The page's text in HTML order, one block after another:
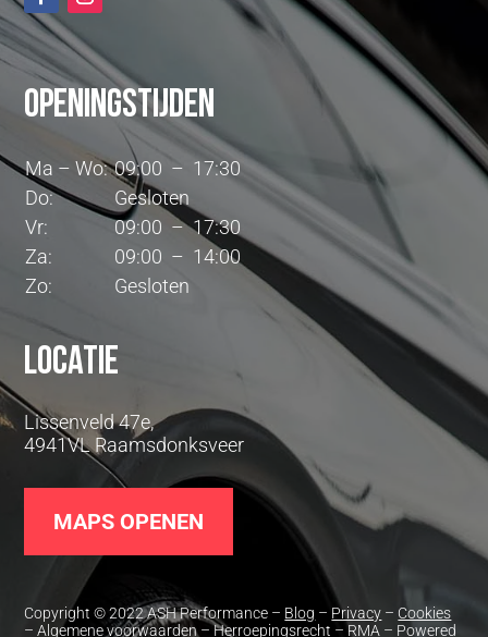
Openingstijden
Ma – Wo: 09:00 – 17:30
Do:
Gesloten
Vr:
09:00 – 17:30
Za:
09:00 – 14:00
Zo:
Gesloten
Locatie
Lissenveld 47e,
4941VL Raamsdonksveer
MAPS OPENEN
Copyright © 2022 ASH Performance – Blog – Privacy – Cookies
–Algemene voorwaarden–Herroepingsrecht –RMA – Powered